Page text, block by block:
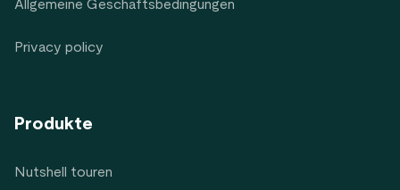
Allgemeine Geschäftsbedingungen
Privacy policy
Produkte
Nutshell touren